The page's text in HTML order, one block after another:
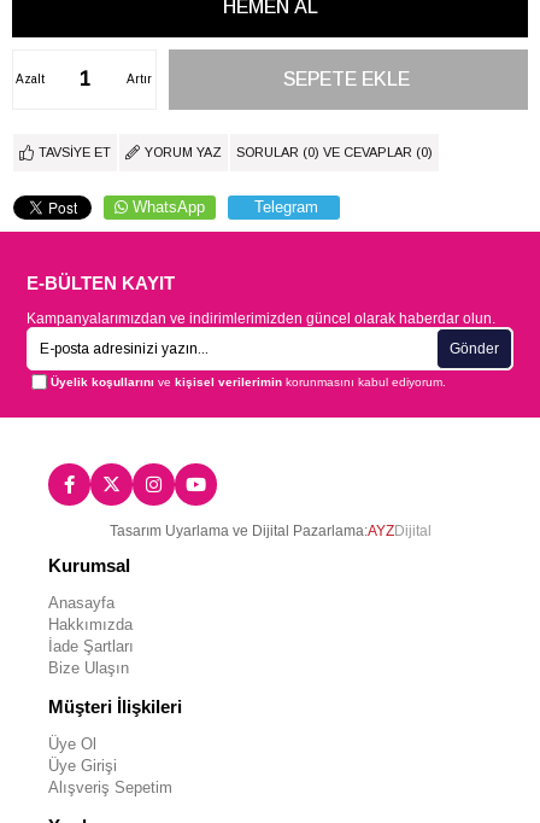
Artır
Azalt
TAVSIYE ET YORUM YAZ SORULAR (0) VE CEVAPLAR (0)
WhatsApp Telegram
E-BÜLTEN KAYIT
Kampanyalarımızdan ve indirimlerimizden güncel olarak haberdar olun.
Gönder
Üyelik koşullarını vekişisel verilerimin korunmasını kabul ediyorum.
Tasarım Uyarlama ve Dijital Pazarlama:AYZDijital
Kurumsal
Anasayfa
Hakkımızda
İade Şartları
Bize Ulaşın
Müşteri İlişkileri
Üye Ol
Üye Girişi
Alışveriş Sepetim